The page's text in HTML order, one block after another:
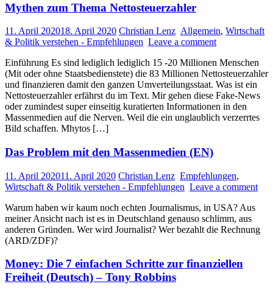
Mythen zum Thema Nettosteuerzahler
11. April 202018. April 2020 Christian Lenz Allgemein, Wirtschaft
& Politik verstehen - Empfehlungen Leave a comment
Einführung Es sind lediglich lediglich 15 -20 Millionen Menschen
(Mit oder ohne Staatsbedienstete) die 83 Millionen Nettosteuerzahler
und finanzieren damit den ganzen Umverteilungsstaat. Was ist ein
Nettosteuerzahler erfährst du im Text. Mir gehen diese Fake-News
oder zumindest super einseitig kuratierten Informationen in den
Massenmedien auf die Nerven. Weil die ein unglaublich verzerrtes
Bild schaffen. Mhytos […]
Das Problem mit den Massenmedien (EN)
11. April 202011. April 2020 Christian Lenz Empfehlungen,
Wirtschaft & Politik verstehen - Empfehlungen Leave a comment
Warum haben wir kaum noch echten Journalismus, in USA? Aus
meiner Ansicht nach ist es in Deutschland genauso schlimm, aus
anderen Gründen. Wer wird Journalist? Wer bezahlt die Rechnung
(ARD/ZDF)?
Money: Die 7 einfachen Schritte zur finanziellen
Freiheit (Deutsch) – Tony Robbins